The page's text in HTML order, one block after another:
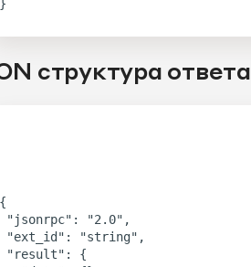
структура ответа
{